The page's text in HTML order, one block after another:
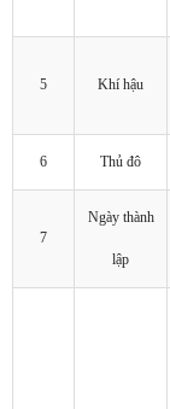
5 Khí hậu
6 Thủ đô
7
Ngày thành
lập